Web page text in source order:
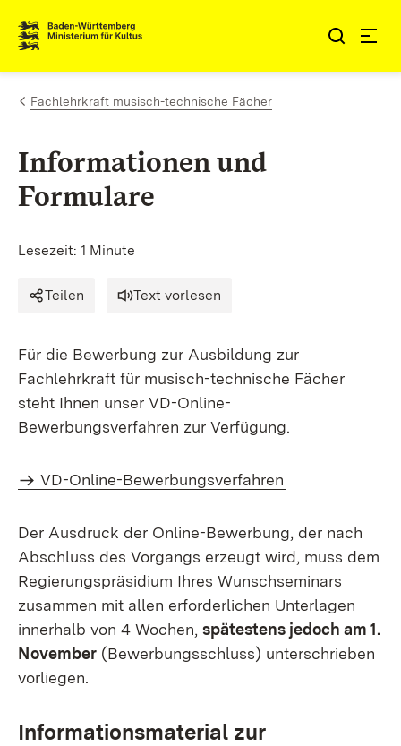
Zum Inhalt springen
Link zur Startseite
Fachlehrkraft musisch-technische Fächer
Informationen und
Formulare
Lesezeit: 1 Minute
Teilen Text vorlesen
Für die Bewerbung zur Ausbildung zur
Fachlehrkraft für musisch-technische Fächer
steht Ihnen unser VD-Online-
Bewerbungsverfahren zur Verfügung.
VD-Online-Bewerbungsverfahren
Der Ausdruck der Online-Bewerbung, der nach
Abschluss des Vorgangs erzeugt wird, muss dem
Regierungspräsidium Ihres Wunschseminars
zusammen mit allen erforderlichen Unterlagen
innerhalb von 4 Wochen, spätestens jedoch am 1.
November (Bewerbungsschluss) unterschrieben
vorliegen.
Informationsmaterial zur